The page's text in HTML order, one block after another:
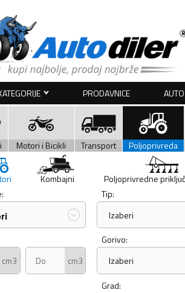
PRODAVNICE
Motori i Bicikli Transport Poljoprivreda
Kombajni Poljoprivredne
Tip:
Izaberi
cm3
cm3
Gorivo:
Izaberi
Grad: